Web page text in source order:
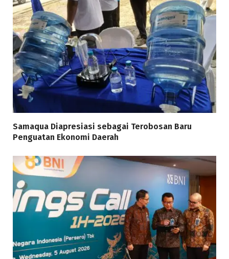
Samaqua Diapresiasi sebagai Terobosan Baru
Penguatan Ekonomi Daerah